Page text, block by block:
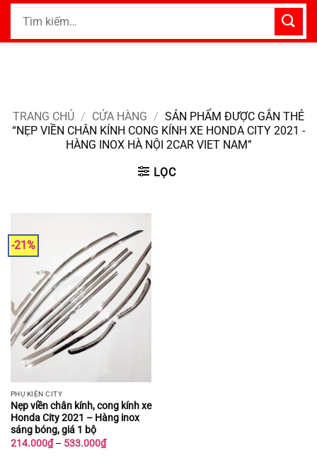
Bỏ
nội
Tìm
TRANG CHỦ / CỬA HÀNG / SẢN PHẨM ĐƯỢC GẮN THẺ
“NẸP VIỀN CHÂN KÍNH CONG KÍNH XE HONDA CITY 2021 -
HÀNG INOX HÀ NỘI 2CAR VIET NAM”
LỌC
-21%
PHỤ KIỆN CITY
Nẹp viền chân kính, cong kính xe
Honda City 2021 – Hàng inox
sáng bóng, giá 1 bộ
214.000₫ – 533.000₫Khoảng
giá: